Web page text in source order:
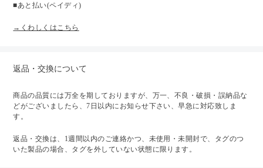
■あと払い(ペイディ)
→くわしくはこちら
返品・交換について
商品の品質には万全を期しておりますが、万一、不良・破損・誤納品な
どがございましたら、7日以内にお知らせ下さい、早急に対応致しま
す。
返品・交換は、1週間以内のご連絡かつ、未使用・未開封で、タグのつ
いた製品の場合、タグを外していない状態に限ります。